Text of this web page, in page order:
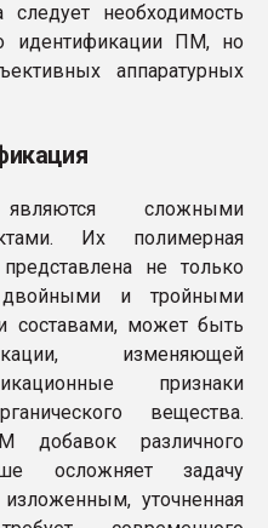
необходимость
идентификации ПМ, но
аппаратурных
сложными
Их полимерная
не только
и тройными
составами, может быть
изменяющей
признаки
вещества.
различного
осложняет задачу
уточненная